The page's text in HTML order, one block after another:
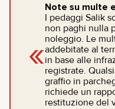
«
Note su multe
I pedaggi Salik
non paghi nulla
noleggio. Le
addebitate al
in base alle
registrate.
graffio in
richiede un
restituzione del